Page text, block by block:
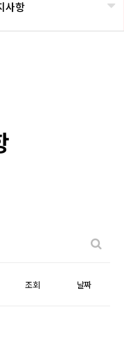
사항
조회 날짜